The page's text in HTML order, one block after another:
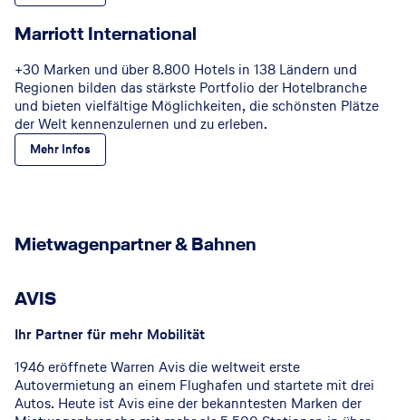
Marriott International
+30 Marken und über 8.800 Hotels in 138 Ländern und
Regionen bilden das stärkste Portfolio der Hotelbranche
und bieten vielfältige Möglichkeiten, die schönsten Plätze
der Welt kennenzulernen und zu erleben.
Mehr Infos
Mietwagenpartner & Bahnen
AVIS
Ihr Partner für mehr Mobilität
1946 eröffnete Warren Avis die weltweit erste
Autovermietung an einem Flughafen und startete mit drei
Autos. Heute ist Avis eine der bekanntesten Marken der